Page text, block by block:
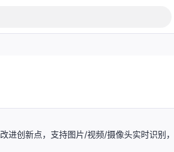
进创新点，支持图片/视频/摄像头实时识别